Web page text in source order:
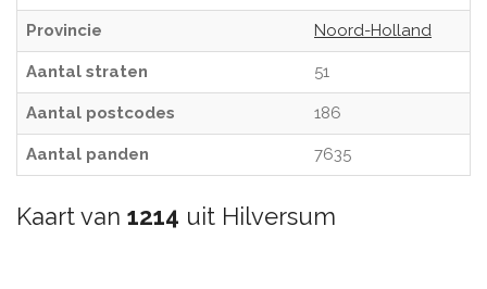
Provincie Noord-Holland
Aantal straten 51
Aantal postcodes 186
Aantal panden 7635
Kaart van 1214 uit Hilversum